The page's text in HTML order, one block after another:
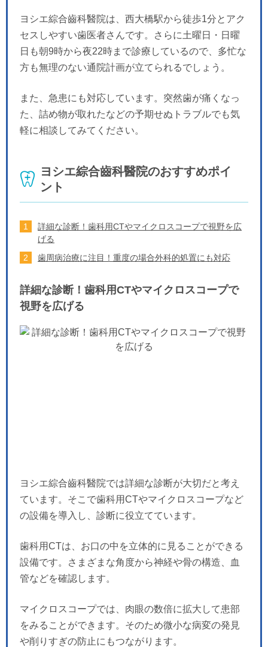
ヨシエ綜合齒科醫院は、西大橋駅から徒歩1分とアク
セスしやすい歯医者さんです。さらに土曜日・日曜
日も朝9時から夜22時まで診療しているので、多忙な
方も無理のない通院計画が立てられるでしょう。
また、急患にも対応しています。突然歯が痛くなっ
た、詰め物が取れたなどの予期せぬトラブルでも気
軽に相談してみてください。
ヨシエ綜合齒科醫院のおすすめポイ
ント
詳細な診断！歯科用CTやマイクロスコープで視野を広
げる
歯周病治療に注目！重度の場合外科的処置にも対応
詳細な診断！歯科用CTやマイクロスコープで
視野を広げる
ヨシエ綜合齒科醫院では詳細な診断が大切だと考え
ています。そこで歯科用CTやマイクロスコープなど
の設備を導入し、診断に役立てています。
歯科用CTは、お口の中を立体的に見ることができる
設備です。さまざまな角度から神経や骨の構造、血
管などを確認します。
マイクロスコープでは、肉眼の数倍に拡大して患部
をみることができます。そのため微小な病変の発見
や削りすぎの防止にもつながります。